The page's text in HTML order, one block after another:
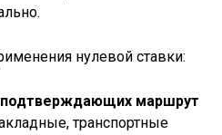
нулевой ставки:
маршрут
транспортные